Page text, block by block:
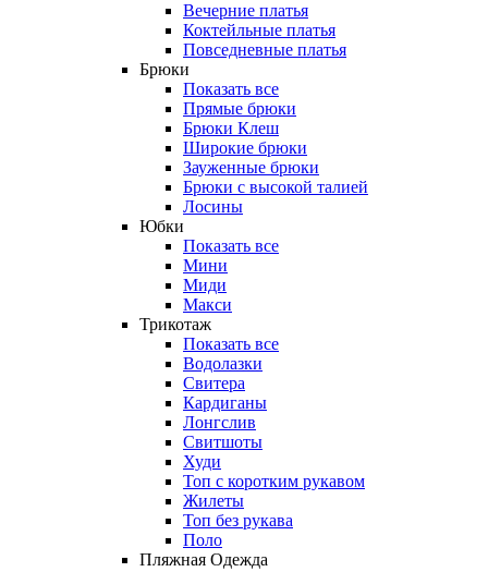
Вечерние платья
Коктейльные платья
Повседневные платья
Брюки
Показать все
Прямые брюки
Брюки Клеш
Широкие брюки
Зауженные брюки
Брюки с высокой талией
Лосины
Юбки
Показать все
Мини
Миди
Макси
Трикотаж
Показать все
Водолазки
Свитера
Кардиганы
Лонгслив
Свитшоты
Худи
Топ с коротким рукавом
Жилеты
Топ без рукава
Поло
Пляжная Одежда